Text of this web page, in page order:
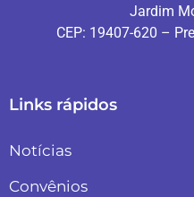
Jardim
CEP: 19407-620 –
Links rápidos
Notícias
Convênios